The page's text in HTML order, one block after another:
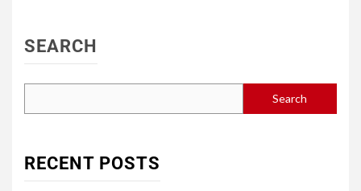
SEARCH
Search
RECENT POSTS